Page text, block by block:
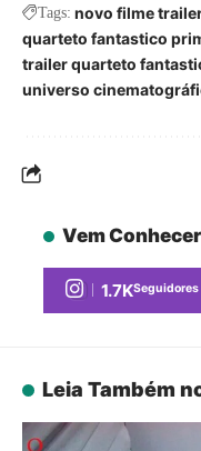
Tags: novo filme
quarteto fantastico
trailer quarteto
universo
Vem
1.7KSeguidores
Leia Também